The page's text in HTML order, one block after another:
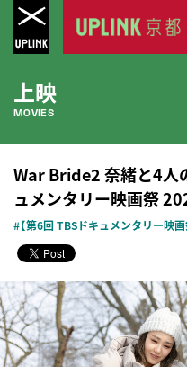
上映
MOVIES
公開中の作品
NOW PLAYING
近日公開の作品
COMING SOON
今月のスケジュール
MONTHLY SCHEDULE
War Bride2 奈緒と4人
ュメンタリー映画祭
#【第6回 TBSドキュメンタリー映画